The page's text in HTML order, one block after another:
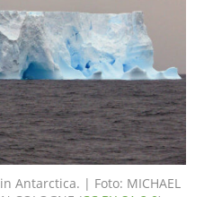
Antarctica. | Foto: MICHAEL